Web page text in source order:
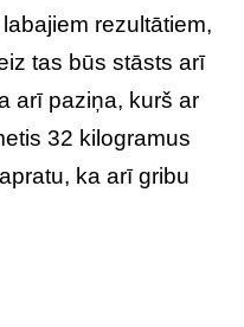
rezultātiem,
tas būs stāsts arī
arī paziņa, kurš ar
32 kilogramus
ka arī gribu